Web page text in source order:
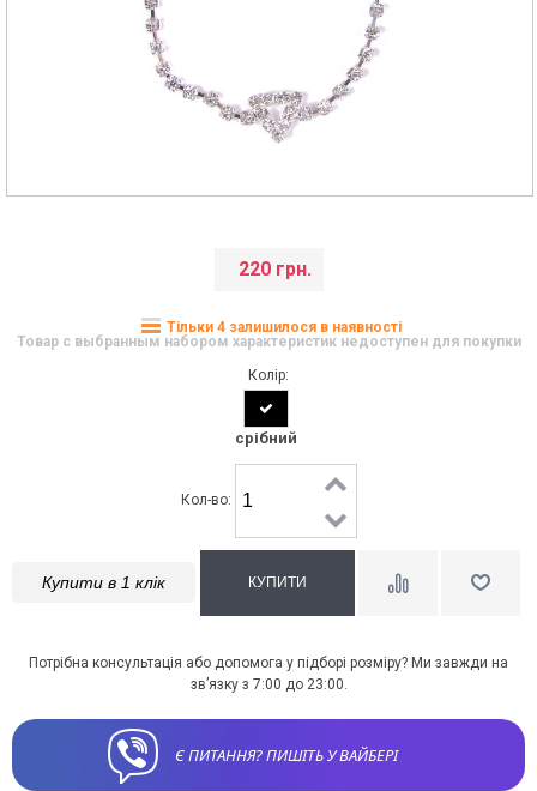
220 грн.
Тільки 4 залишилося в наявності
Товар с выбранным набором характеристик недоступен для покупки
Колір:
срібний
Кол-во:
Купити в 1 клік
Потрібна консультація або допомога у підборі розміру? Ми завжди на
зв’язку з 7:00 до 23:00.
Є ПИТАННЯ? ПИШІТЬ У ВАЙБЕРІ